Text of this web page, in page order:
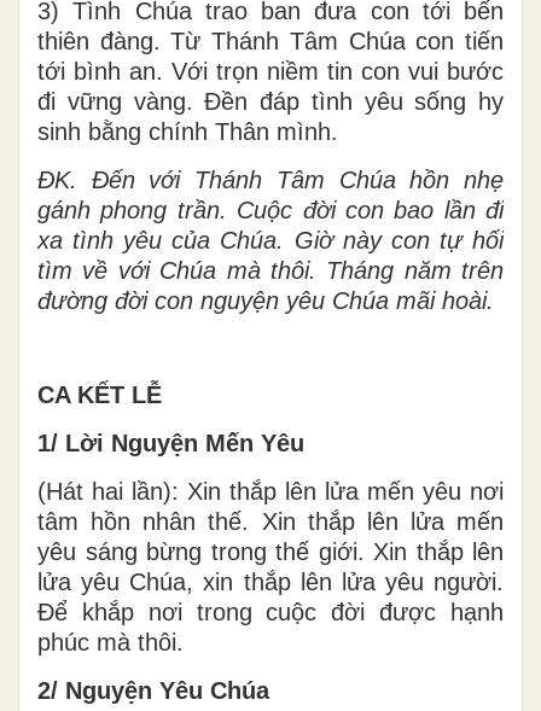
3) Tình Chúa trao ban đưa con tới bến
thiên đàng. Từ Thánh Tâm Chúa con tiến
tới bình an. Với trọn niềm tin con vui bước
đi vững vàng. Đền đáp tình yêu sống hy
sinh bằng chính Thân mình.
ĐK.
Đến với Thánh Tâm Chúa hồn nhẹ
gánh phong trần. Cuộc đời con bao lần đi
xa tình yêu của Chúa. Giờ này con tự hối
tìm về với Chúa mà thôi. Tháng năm trên
đường đời con nguyện yêu Chúa mãi hoài.
CA KẾT LỄ
1/ Lời Nguyện Mến Yêu
(Hát hai lần): Xin thắp lên lửa mến yêu nơi
tâm hồn nhân thế. Xin thắp lên lửa mến
yêu sáng bừng trong thế giới. Xin thắp lên
lửa yêu Chúa, xin thắp lên lửa yêu người.
Để khắp nơi trong cuộc đời được hạnh
phúc mà thôi.
2/ Nguyện Yêu Chúa